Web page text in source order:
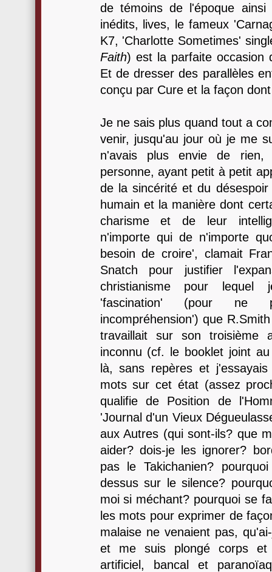
de témoins de l'époque
inédits, lives, le fameux
K7, 'Charlotte Sometimes'
Faith) est la parfaite occasion
Et de dresser des parallèles
conçu par Cure et la façon
Je ne sais plus quand tout a
venir, jusqu'au jour où je me
n'avais plus envie de
personne, ayant petit à petit
de la sincérité et du
humain et la manière dont
charisme et de leur
n'importe qui de n'importe
besoin de croire', clamait
Snatch pour justifier
christianisme pour
'fascination' (pour ne
incompréhension') que
travaillait sur son troisième
inconnu (cf. le booklet joint
là, sans repères et
mots sur cet état (assez
qualifie de Position de
'Journal d'un Vieux
aux Autres (qui sont-ils? que
aider? dois-je les ignorer?
pas le Takichanien?
dessus sur le silence?
moi si méchant? pourquoi se
les mots pour exprimer de
malaise ne venaient pas,
et me suis plongé corps
artificiel, bancal et